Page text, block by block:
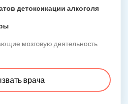
детоксикации алкоголя
мозговую деятельность
врача